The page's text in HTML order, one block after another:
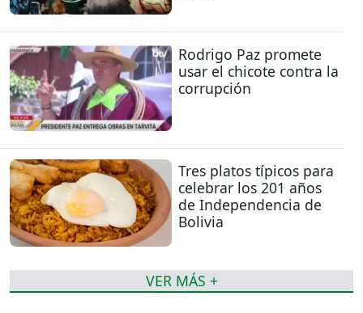
Rodrigo Paz promete
usar el chicote contra la
corrupción
Tres platos típicos para
celebrar los 201 años
de Independencia de
Bolivia
VER MÁS +